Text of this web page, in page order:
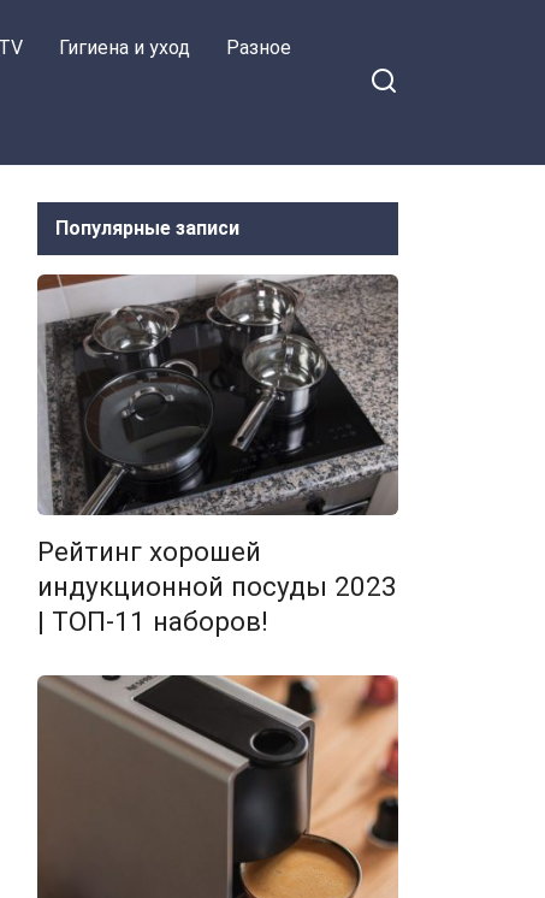
Гигиена и уход Разное
Популярные записи
Рейтинг хорошей
индукционной посуды 2023
| ТОП-11 наборов!